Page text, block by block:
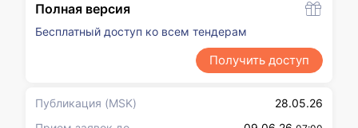
Полная версия
Бесплатный доступ ко всем тендерам
Получить доступ
Публикация (MSK)
28.05.26